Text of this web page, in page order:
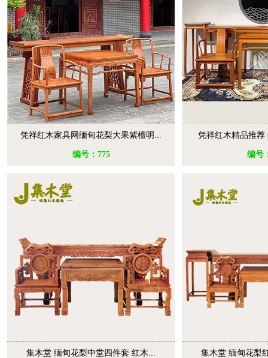
凭祥红木家具网缅甸花梨大果紫檀明...
编号：775
凭祥红木精品推
编号
集木堂 缅甸花梨中堂四件套 红木... 集木堂 缅甸花梨